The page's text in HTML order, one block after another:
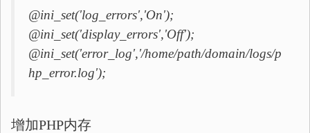
@ini_set('log_errors','On');
@ini_set('display_errors','Off');
@ini_set('error_log','/home/path/domain/logs/p
hp_error.log');
增加PHP内存